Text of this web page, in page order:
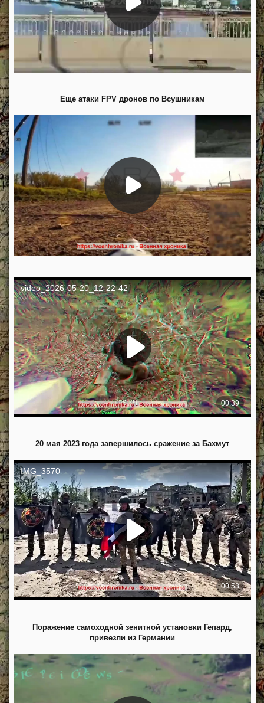
Еще атаки FPV дронов по Всушникам
20 мая 2023 года завершилось сражение за Бахмут
Поражение самоходной зенитной установки Гепард,
привезли из Германии